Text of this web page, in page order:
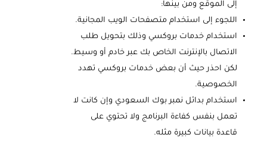
إلى الموقع ومن بينها:
اللجوء إلى استخدام متصفحات الويب المجانية.
استخدام خدمات بروكسي وذلك بتحويل طلب
الاتصال بالإنترنت الخاص بك عبر خادم أو وسيط.
لكن احذر حيث أن بعض خدمات بروكسي تهدد
الخصوصية.
استخدام بدائل نمبر بوك السعودي وإن كانت لا
تعمل بنفس كفاءة البرنامج ولا تحتوي على
قاعدة بيانات كبيرة مثله.